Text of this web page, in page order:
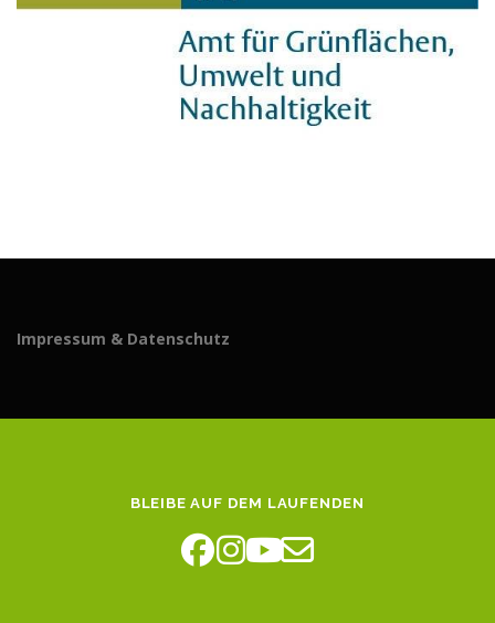
Impressum & Datenschutz
BLEIBE AUF DEM LAUFENDEN